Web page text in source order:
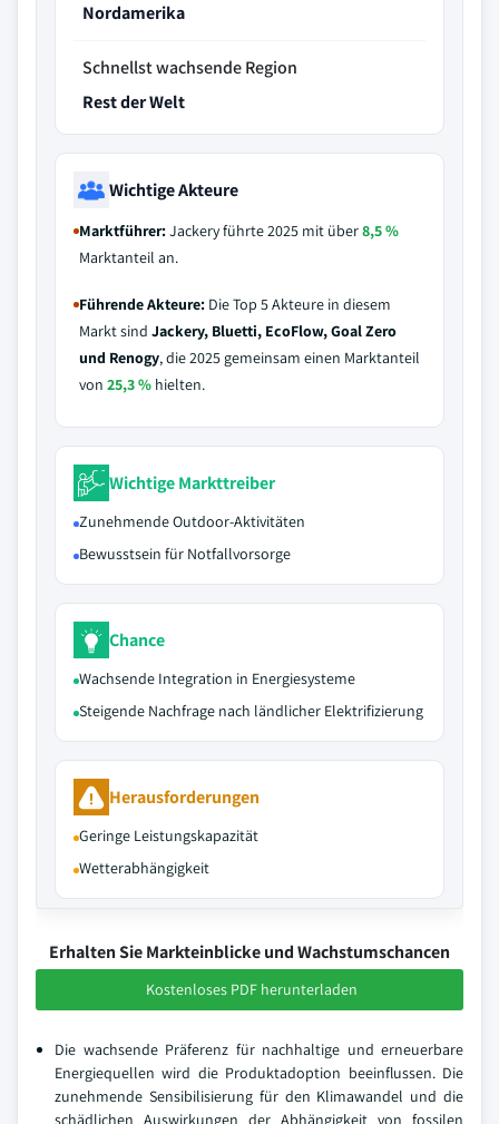
Nordamerika
Schnellst wachsende Region
Rest der Welt
Wichtige Akteure
Marktführer:Jackery führte 2025 mit über8,5 %
Marktanteil an.
Führende Akteure: Die Top 5 Akteure in diesem
Markt sind Jackery, Bluetti, EcoFlow, Goal Zero
und Renogy, die 2025 gemeinsam einen Marktanteil
von 25,3 % hielten.
Wichtige Markttreiber
Zunehmende Outdoor-Aktivitäten
Bewusstsein für Notfallvorsorge
Chance
Wachsende Integration in Energiesysteme
Steigende Nachfrage nach ländlicher Elektrifizierung
Herausforderungen
Geringe Leistungskapazität
Wetterabhängigkeit
Erhalten Sie Markteinblicke und Wachstumschancen
Kostenloses PDF herunterladen
Die wachsende Präferenz für nachhaltige und erneuerbare
Energiequellen wird die Produktadoption beeinflussen. Die
zunehmende Sensibilisierung für den Klimawandel und die
schädlichen Auswirkungen der Abhängigkeit von fossilen